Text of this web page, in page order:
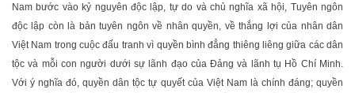
Nam bước vào kỷ nguyên độc lập, tự do và chủ nghĩa xã hội, Tuyên ngôn
độc lập còn là bản tuyên ngôn về nhân quyền, về thắng lợi của nhân dân
Việt Nam trong cuộc đấu tranh vì quyền bình đẳng thiêng liêng giữa các dân
tộc và mỗi con người dưới sự lãnh đạo của Đảng và lãnh tụ Hồ Chí Minh.
Với ý nghĩa đó, quyền dân tộc tự quyết của Việt Nam là chính đáng; quyền